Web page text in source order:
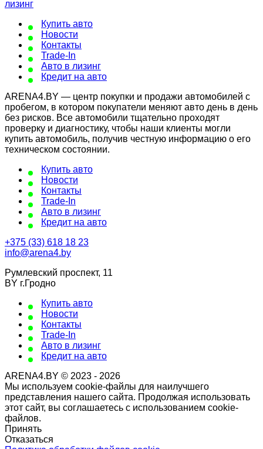
Купить авто
Новости
Контакты
Trade-In
Авто в лизинг
Кредит на авто
ARENA4.BY — центр покупки и продажи автомобилей с
пробегом, в котором покупатели меняют авто день в день
без рисков. Все автомобили тщательно проходят
проверку и диагностику, чтобы наши клиенты могли
купить автомобиль, получив честную информацию о его
техническом состоянии.
Купить авто
Новости
Контакты
Trade-In
Авто в лизинг
Кредит на авто
+375 (33) 618 18 23
info@arena4.by
Румлевский проспект, 11
BY г.Гродно
Купить авто
Новости
Контакты
Trade-In
Авто в лизинг
Кредит на авто
ARENA4.BY © 2023 - 2026
Мы используем cookie-файлы для наилучшего
представления нашего сайта. Продолжая использовать
этот сайт, вы соглашаетесь с использованием cookie-
файлов.
Принять
Отказаться